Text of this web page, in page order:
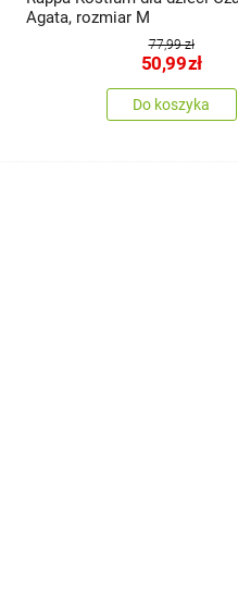
Agata, rozmiar M
77,99 zł
50,99zł
Do koszyka